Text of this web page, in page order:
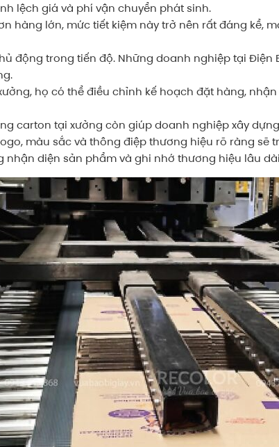
lệch giá và phí vận chuyển phát sinh.
hàng lớn, mức tiết kiệm này trở nên rất đáng kể,
động trong tiến độ. Những doanh nghiệp tại
họ có thể điều chỉnh kế hoạch đặt hàng,
carton tại xưởng còn giúp doanh nghiệp xây
màu sắc và thông điệp thương hiệu rõ ràng sẽ
nhận diện sản phẩm và ghi nhớ thương hiệu lâu